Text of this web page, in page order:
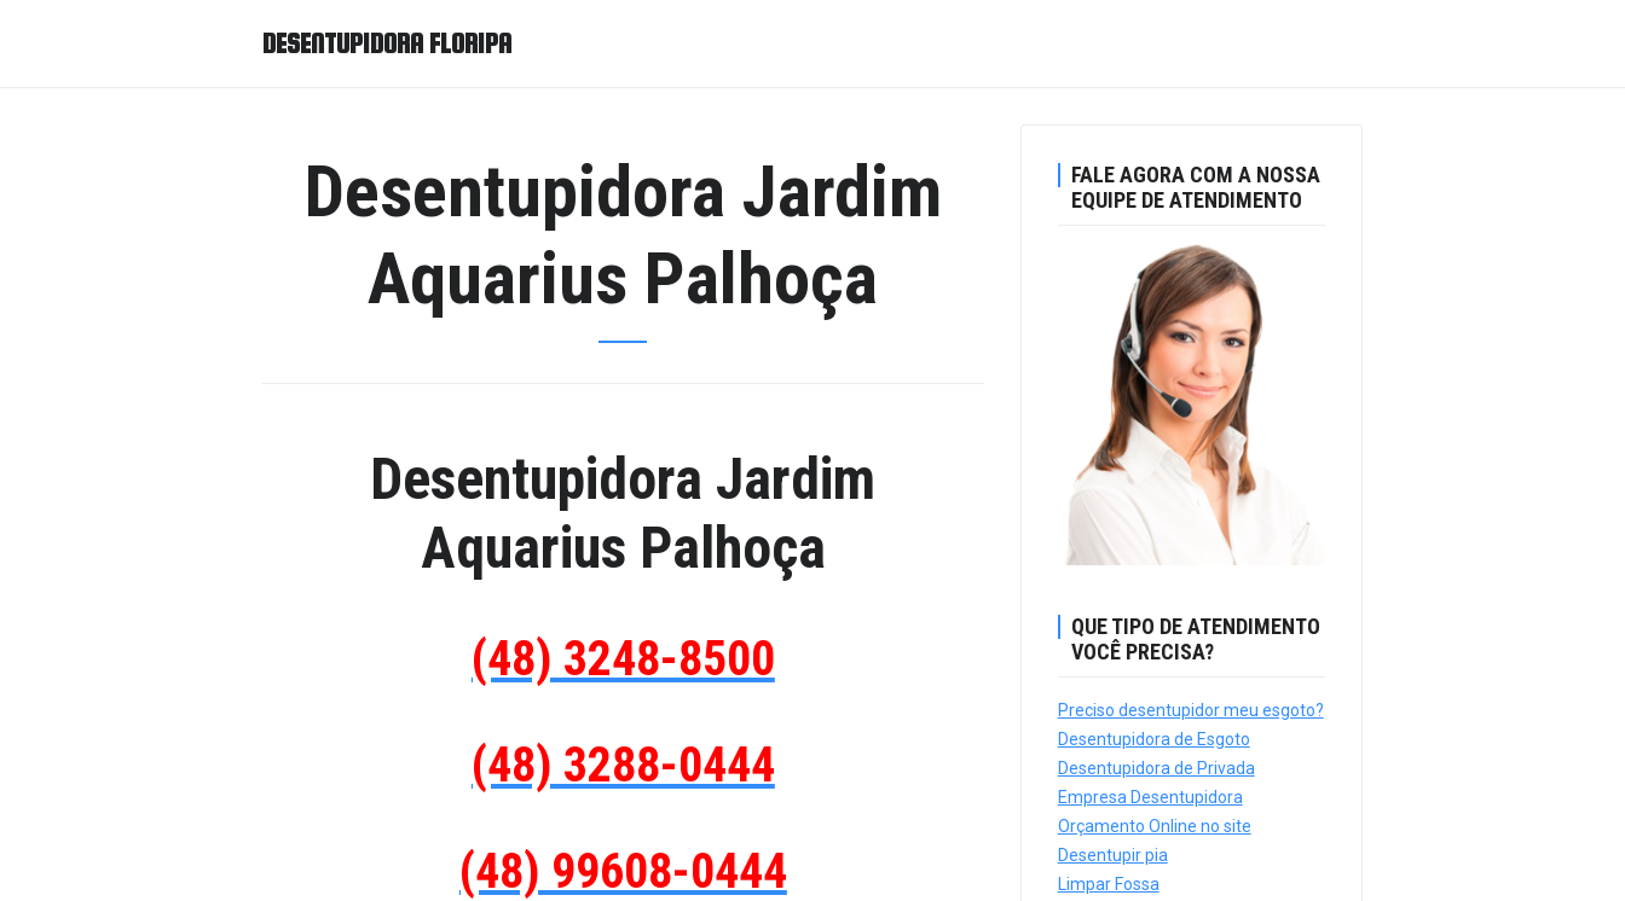
DESENTUPIDORA FLORIPA
Desentupidora Jardim
Aquarius Palhoça
Desentupidora Jardim
Aquarius Palhoça
(48) 3248-8500
(48) 3288-0444
(48) 99608-0444
FALE AGORA COM A NOSSA
EQUIPE DE ATENDIMENTO
QUE TIPO DE ATENDIMENTO
VOCÊ PRECISA?
Preciso desentupidor meu esgoto?
Desentupidora de Esgoto
Desentupidora de Privada
Empresa Desentupidora
Orçamento Online no site
Desentupir pia
Limpar Fossa